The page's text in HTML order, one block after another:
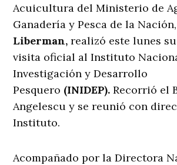
Acuicultura del Ministerio de
Ganadería y Pesca de la
Liberman, realizó este lunes
visita oficial al Instituto
Investigación y Desarrollo
Pesquero (INIDEP). Recorrió el
Angelescu y se reunió con
Instituto.
Acompañado por la Directora